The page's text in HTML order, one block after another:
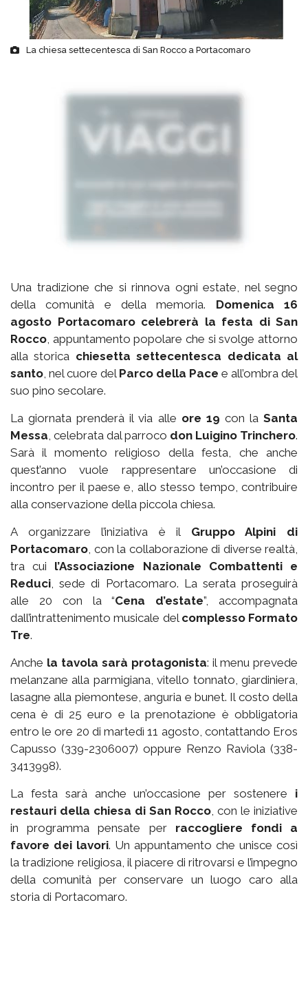
La chiesa settecentesca di San Rocco a Portacomaro
Una tradizione che si rinnova ogni estate, nel segno
della comunità e della memoria. Domenica 16
agosto Portacomaro celebrerà la festa di San
Rocco, appuntamento popolare che si svolge attorno
alla storica chiesetta settecentesca dedicata al
santo, nel cuore del Parco della Pace e all’ombra del
suo pino secolare.
La giornata prenderà il via alle ore 19 con laSanta
Messa, celebrata dal parroco don Luigino Trinchero.
Sarà il momento religioso della festa, che anche
quest’anno vuole rappresentare un’occasione di
incontro per il paese e, allo stesso tempo, contribuire
alla conservazione della piccola chiesa.
A organizzare l’iniziativa è il Gruppo Alpini di
Portacomaro, con la collaborazione di diverse realtà,
tra cui l’Associazione Nazionale Combattenti e
Reduci, sede di Portacomaro. La serata proseguirà
alle 20 con la “Cena d’estate”, accompagnata
dall’intrattenimento musicale del complesso Formato
Tre.
Anche la tavola sarà protagonista: il menu prevede
melanzane alla parmigiana, vitello tonnato, giardiniera,
lasagne alla piemontese, anguria e bunet. Il costo della
cena è di 25 euro e la prenotazione è obbligatoria
entro le ore 20 di martedì 11 agosto, contattando Eros
Capusso (339-2306007) oppure Renzo Raviola (338-
3413998).
La festa sarà anche un’occasione per sostenere i
restauri della chiesa di San Rocco, con le iniziative
in programma pensate per raccogliere fondi a
favore dei lavori. Un appuntamento che unisce così
la tradizione religiosa, il piacere di ritrovarsi e l’impegno
della comunità per conservare un luogo caro alla
storia di Portacomaro.